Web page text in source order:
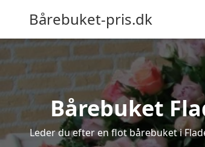
Bårebuket-pris.dk
Bårebuket
Leder du efter en flot bårebuket i